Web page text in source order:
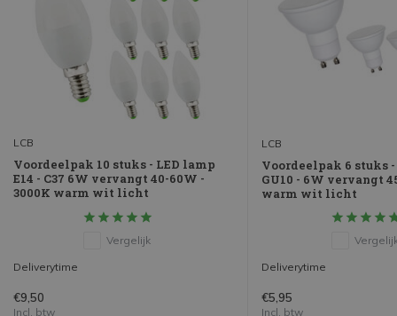
LCB
Voordeelpak 10 stuks - LED lamp
E14 - C37 6W vervangt 40-60W -
3000K warm wit licht
Vergelijk
Deliverytime
€9,50
Incl. btw
LCB
Voordeelpak 6 stuks -
GU10 - 6W vervangt
warm wit licht
Deliverytime
€5,95
Incl. btw